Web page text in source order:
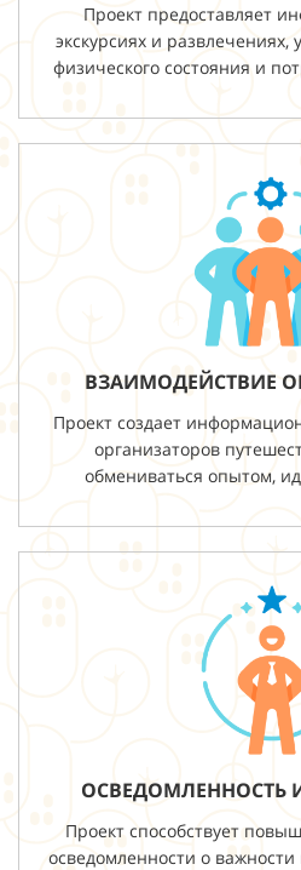
Проект предоставляет
экскурсиях и развлечениях,
физического состояния и
ВЗАИМОДЕЙСТВИЕ
Проект создает
организаторов
обмениваться опытом,
ОСВЕДОМЛЕННОСТЬ
Проект способствует
осведомленности о